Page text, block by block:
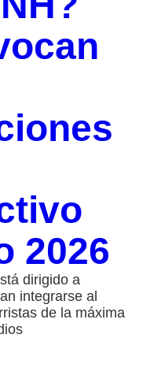
2026
dirigido a
integrarse al
de la máxima